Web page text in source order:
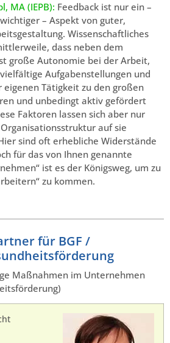
MA (IEPB): Feedback ist nur ein –
– Aspekt von guter,
Wissenschaftliches
dass neben dem
große Autonomie bei der Arbeit,
Aufgabenstellungen und
eigenen Tätigkeit zu den großen
und unbedingt aktiv gefördert
Faktoren lassen sich aber nur
auf sie
sind oft erhebliche Widerstände
für das von Ihnen genannte
ist es der Königsweg, um zu
zu kommen.
für BGF /
Maßnahmen im Unternehmen